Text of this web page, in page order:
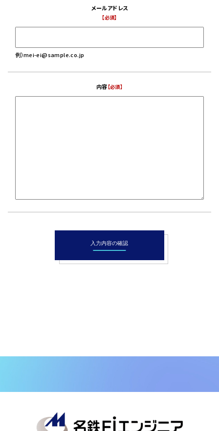
メールアドレス
【必須】
例）mei-ei@sample.co.jp
内容【必須】
入力内容の確認